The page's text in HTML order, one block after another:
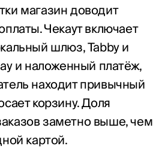
магазин доводит
Чекаут включает
шлюз, Tabby и
и наложенный платёж,
находит привычный
корзину. Доля
заметно выше, чем
картой.